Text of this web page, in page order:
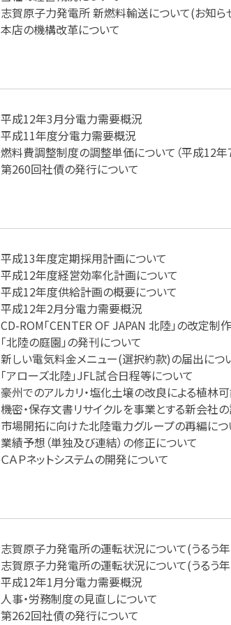
志賀原子力発電所 新燃料輸送について(お知ら
本店の機構改革について
平成12年3月分電力需要概況
平成11年度分電力需要概況
燃料費調整制度の調整単価について（平成12年
第260回社債の発行について
平成13年度定期採用計画について
平成12年度経営効率化計画について
平成12年度供給計画の概要について
平成12年2月分電力需要概況
CD-ROM「CENTER OF JAPAN 北陸」の改定制
「北陸の庭園」の発刊について
新しい電気料金メニュー(選択約款)の届出につ
「アローズ北陸」JFL試合日程等について
豪州でのアルカリ・塩化土壌の改良による植林
機密・保存文書リサイクルを事業とする新会社
市場開拓に向けた北陸電力グループの再編につ
業績予想（単独及び連結）の修正について
ＣＡＰネットシステムの開発について
志賀原子力発電所の運転状況について(うるう
志賀原子力発電所の運転状況について(うるう
平成12年1月分電力需要概況
人事・労務制度の見直しについて
第262回社債の発行について